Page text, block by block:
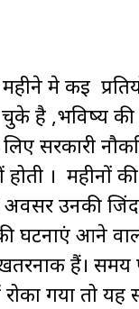
मे कई
है ,भविष्य की
सरकारी
। महीनों
अवसर उनकी
घटनाएं आने
हैं। समय
गया तो यह